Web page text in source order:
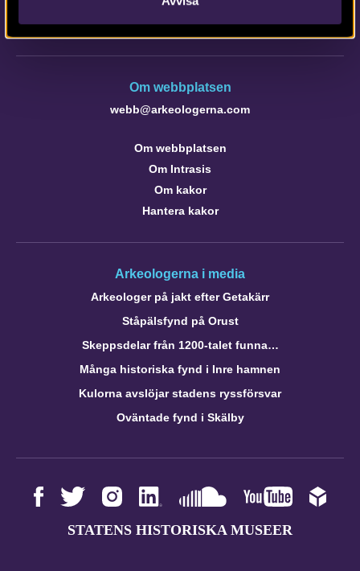
Om webbplatsen
webb@arkeologerna.com
Om webbplatsen
Om Intrasis
Om kakor
Hantera kakor
Arkeologerna i media
Arkeologer på jakt efter Getakärr
Ståpälsfynd på Orust
Skeppsdelar från 1200-talet funna…
Många historiska fynd i Inre hamnen
Kulorna avslöjar stadens ryssförsvar
Oväntade fynd i Skälby
STATENS HISTORISKA MUSEER